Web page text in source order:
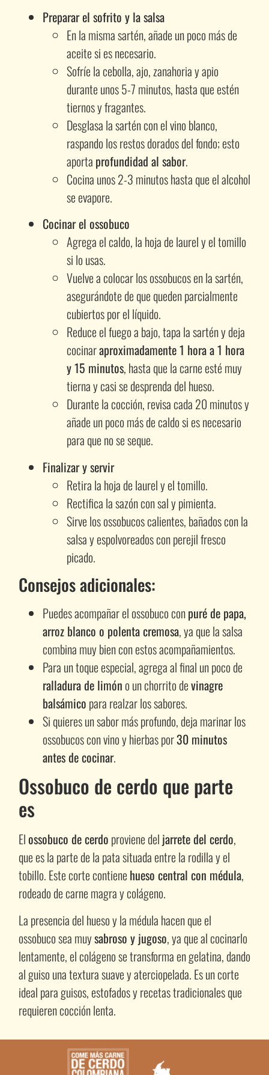
Preparar el sofrito y la salsa
En la misma sartén, añade un poco más de
aceite si es necesario.
Sofríe la cebolla, ajo, zanahoria y apio
durante unos 5-7 minutos, hasta que estén
tiernos y fragantes.
Desglasa la sartén con el vino blanco,
raspando los restos dorados del fondo; esto
aporta profundidad al sabor.
Cocina unos 2-3 minutos hasta que el alcohol
se evapore.
Cocinar el ossobuco
Agrega el caldo, la hoja de laurel y el tomillo
si lo usas.
Vuelve a colocar los ossobucos en la sartén,
asegurándote de que queden parcialmente
cubiertos por el líquido.
Reduce el fuego a bajo, tapa la sartén y deja
cocinaraproximadamente 1 hora a 1 hora
y 15 minutos, hasta que la carne esté muy
tierna y casi se desprenda del hueso.
Durante la cocción, revisa cada 20 minutos y
añade un poco más de caldo si es necesario
para que no se seque.
Finalizar y servir
Retira la hoja de laurel y el tomillo.
Rectifica la sazón con sal y pimienta.
Sirve los ossobucos calientes, bañados con la
salsa y espolvoreados con perejil fresco
picado.
Consejos adicionales:
Puedes acompañar el ossobuco conpuré de papa,
arroz blanco o polenta cremosa, ya que la salsa
combina muy bien con estos acompañamientos.
Para un toque especial, agrega al final un poco de
ralladura de limón o un chorrito devinagre
balsámico para realzar los sabores.
Si quieres un sabor más profundo, deja marinar los
ossobucos con vino y hierbas por30 minutos
antes de cocinar.
Ossobuco de cerdo que parte
es
Elossobuco de cerdo proviene del jarrete del cerdo,
que es la parte de la pata situada entre la rodilla y el
tobillo. Este corte contiene hueso central con médula,
rodeado de carne magra y colágeno.
La presencia del hueso y la médula hacen que el
ossobuco sea muysabroso y jugoso, ya que al cocinarlo
lentamente, el colágeno se transforma en gelatina, dando
al guiso una textura suave y aterciopelada. Es un corte
ideal para guisos, estofados y recetas tradicionales que
requieren cocción lenta.